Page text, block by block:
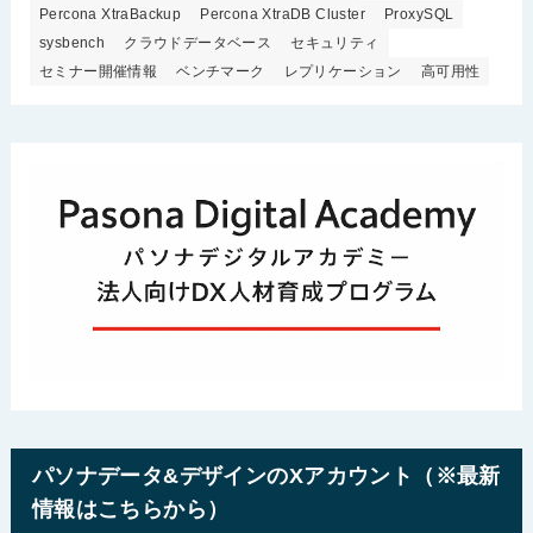
Percona XtraBackup
Percona XtraDB Cluster
ProxySQL
sysbench
クラウドデータベース
セキュリティ
セミナー開催情報
ベンチマーク レプリケーション 高可用性
パソナデータ&デザインのXアカウント（※最新
情報はこちらから）